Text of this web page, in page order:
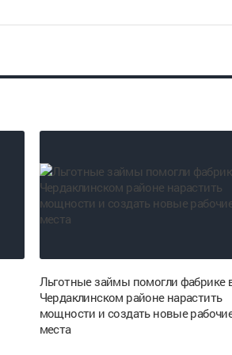
Льготные займы помогли фабрике
Чердаклинском районе нарастить
мощности и создать новые
места